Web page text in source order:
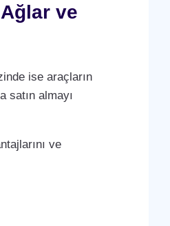
ve
ise araçların
satın almayı
ve